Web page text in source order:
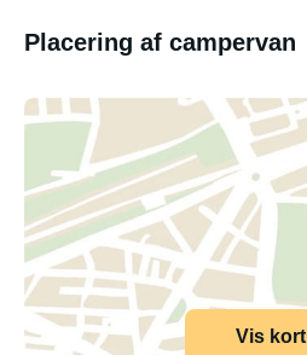
Placering af campervan
Vis kort